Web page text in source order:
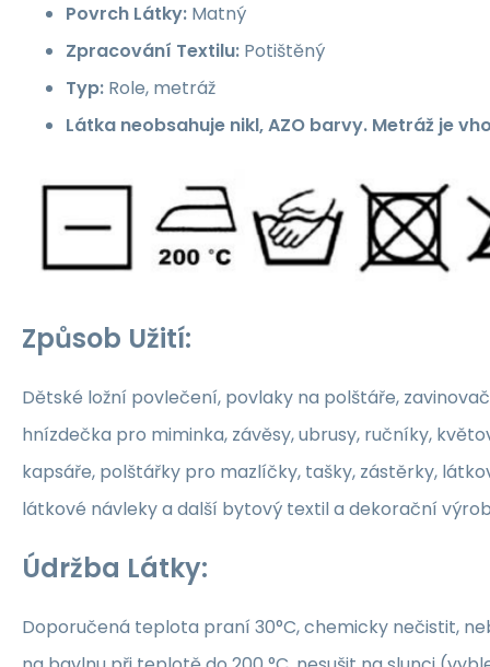
Povrch Látky: Matný
Zpracování Textilu: Potištěný
Typ: Role, metráž
Látka neobsahuje nikl, AZO barvy. Metráž je
Způsob Užití:
Dětské ložní povlečení, povlaky na polštáře,
hnízdečka pro miminka, závěsy, ubrusy, ručníky,
kapsáře, polštářky pro mazlíčky, tašky, zástěrky,
látkové návleky a další bytový textil a dekorační
Údržba Látky:
Doporučená teplota praní 30°C, chemicky nečistit,